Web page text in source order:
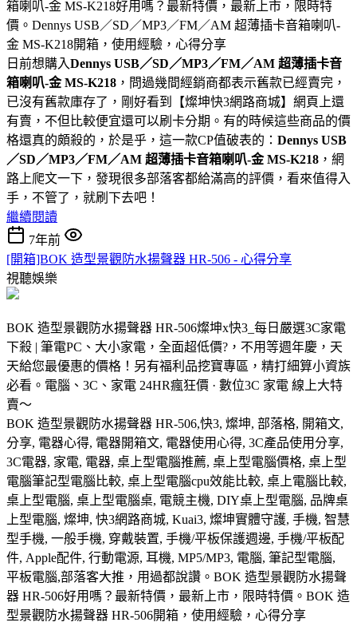
箱喇叭-金 MS-K218好用嗎？最新特價，最新上市，限時特
價。Dennys USB／SD／MP3／FM／AM 超薄插卡音箱喇叭-
金 MS-K218開箱，使用經驗，心得分享
日前想購入Dennys USB／SD／MP3／FM／AM 超薄插卡音
箱喇叭-金 MS-K218 ，問過幾間經銷商都表示舊款已經賣完，
已沒有舊款庫存了，剛好看到【燦坤快3網路商城】網頁上還
有賣，不但比較便宜還可以刷卡分期。有的時候這些商品的價
格還真的頗殺的，於是乎，這一款CP值破表的： Dennys USB
／SD／MP3／FM／AM 超薄插卡音箱喇叭-金 MS-K218 ，網
路上爬文一下，發現很多部落客都給滿高的評價，看來值得入
手，不管了，就刷下去吧！
繼續閱讀
7年前
[開箱]BOK 造型景觀防水揚聲器 HR-506 - 心得分享
視聽娛樂
BOK 造型景觀防水揚聲器 HR-506燦坤x快3_每日嚴選3C家電
下殺 | 筆電PC、大小家電，全面超低價?，不用等週年慶，天
天給您最優惠的價格！另有福利品挖寶專區，精打細算小資族
必看。電腦、3C、家電 24HR瘋狂價 · 數位3C 家電 線上大特
賣～
BOK 造型景觀防水揚聲器 HR-506,快3, 燦坤, 部落格, 開箱文,
分享, 電器心得, 電器開箱文, 電器使用心得, 3C產品使用分享,
3C電器, 家電, 電器, 桌上型電腦推薦, 桌上型電腦價格, 桌上型
電腦筆記型電腦比較, 桌上型電腦cpu效能比較, 桌上電腦比較,
桌上型電腦, 桌上型電腦桌, 電競主機, DIY桌上型電腦, 品牌桌
上型電腦, 燦坤, 快3網路商城, Kuai3, 燦坤實體守護, 手機, 智慧
型手機, 一般手機, 穿戴裝置, 手機/平板保護週邊, 手機/平板配
件, Apple配件, 行動電源, 耳機, MP5/MP3, 電腦, 筆記型電腦,
平板電腦,部落客大推，用過都說讚。BOK 造型景觀防水揚聲
器 HR-506好用嗎？最新特價，最新上市，限時特價。BOK 造
型景觀防水揚聲器 HR-506開箱，使用經驗，心得分享